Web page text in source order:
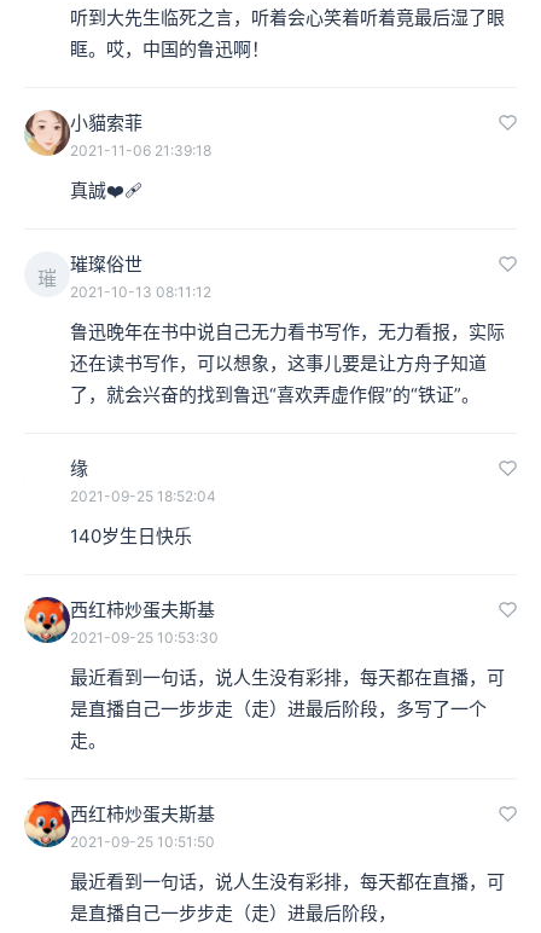
听到大先生临死之言，听着会心笑着听着竟最后湿了眼
眶。哎，中国的鲁迅啊！
小貓索菲
2021-11-06 21:39:18
真誠❤️‍🩹
璀
璀璨俗世
2021-10-13 08:11:12
鲁迅晚年在书中说自己无力看书写作，无力看报，实际
还在读书写作，可以想象，这事儿要是让方舟子知道
了，就会兴奋的找到鲁迅“喜欢弄虚作假”的“铁证”。
缘
2021-09-25 18:52:04
140岁生日快乐
西红柿炒蛋夫斯基
2021-09-25 10:53:30
最近看到一句话，说人生没有彩排，每天都在直播，可
是直播自己一步步走（走）进最后阶段，多写了一个
走。
西红柿炒蛋夫斯基
2021-09-25 10:51:50
最近看到一句话，说人生没有彩排，每天都在直播，可
是直播自己一步步走（走）进最后阶段，